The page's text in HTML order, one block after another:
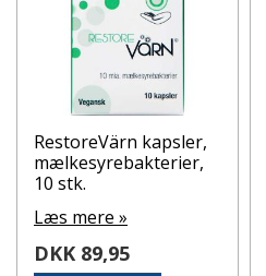
RestoreVärn kapsler,
mælkesyrebakterier,
10 stk.
Læs mere »
DKK 89,95